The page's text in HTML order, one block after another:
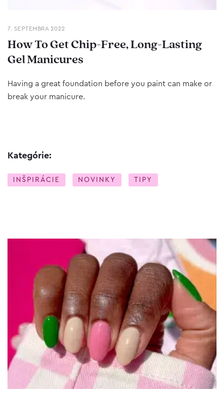
7. SEPTEMBRA 2022
How To Get Chip-Free, Long-Lasting
Gel Manicures
Having a great foundation before you paint can make or
break your manicure.
Kategórie:
INŠPIRÁCIE NOVINKY TIPY